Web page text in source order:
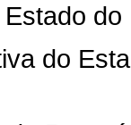
do
do